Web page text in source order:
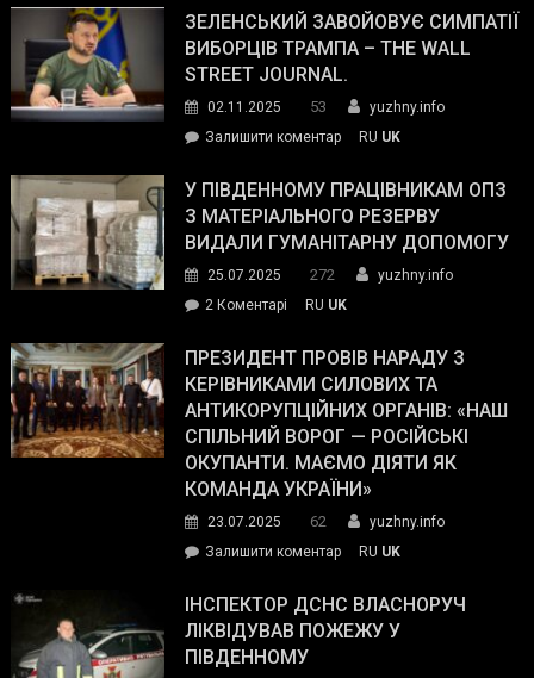
ЗЕЛЕНСЬКИЙ ЗАВОЙОВУЄ СИМПАТІЇ
ВИБОРЦІВ ТРАМПА – THE WALL
STREET JOURNAL.
02.11.2025 53
yuzhny.info
Залишити коментарon
завойовує
симпатії
виборців
The
Street
Journal.
RU UK
У ПІВДЕННОМУ ПРАЦІВНИКАМ ОПЗ
З МАТЕРІАЛЬНОГО РЕЗЕРВУ
ВИДАЛИ ГУМАНІТАРНУ ДОПОМОГУ
25.07.2025 272
yuzhny.info
2 Коментарі
Південному
працівникам
ОПЗ
з
матеріального
резерву
гуманітарну
допомогу
RU UK
ПРЕЗИДЕНТ ПРОВІВ НАРАДУ З
КЕРІВНИКАМИ СИЛОВИХ ТА
АНТИКОРУПЦІЙНИХ ОРГАНІВ: «НАШ
СПІЛЬНИЙ ВОРОГ — РОСІЙСЬКІ
ОКУПАНТИ. МАЄМО ДІЯТИ ЯК
КОМАНДА УКРАЇНИ»
23.07.2025 62
yuzhny.info
Залишити коментарon
провів
нараду
RU UK
ІНСПЕКТОР ДСНС ВЛАСНОРУЧ
ЛІКВІДУВАВ ПОЖЕЖУ У
ПІВДЕННОМУ